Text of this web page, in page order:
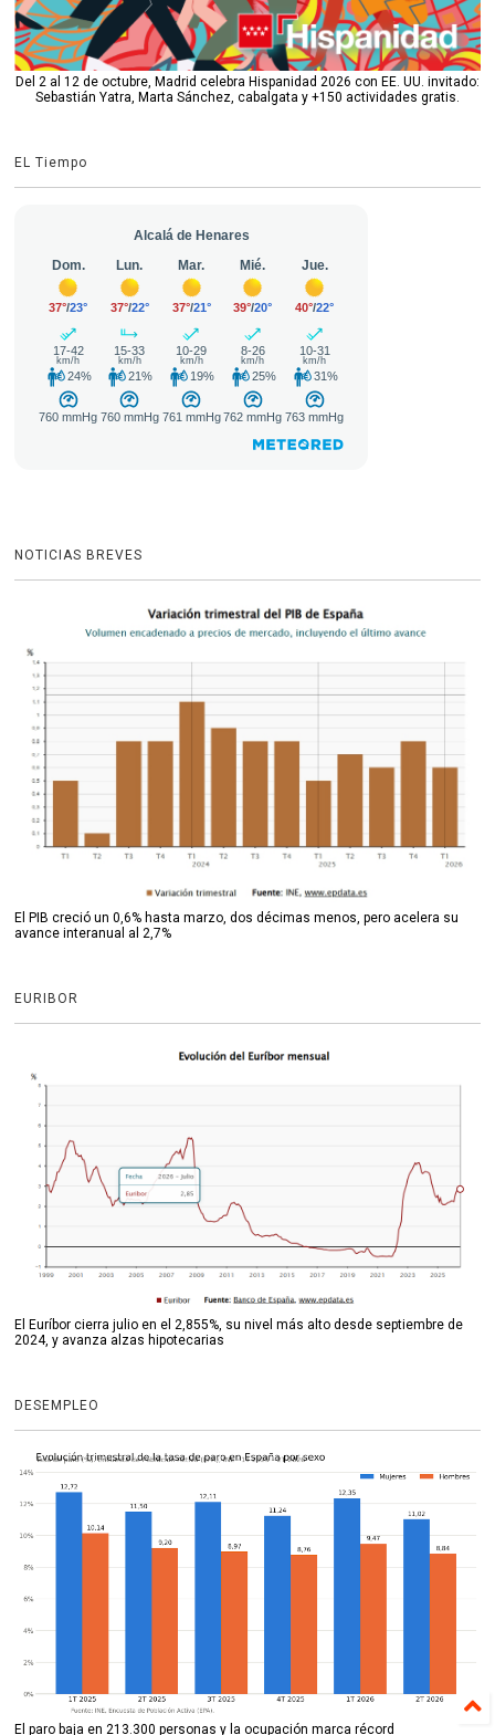
Del 2 al 12 de octubre, Madrid celebra Hispanidad 2026 con EE. UU. invitado:
Sebastián Yatra, Marta Sánchez, cabalgata y +150 actividades gratis.
EL Tiempo
NOTICIAS BREVES
El PIB creció un 0,6% hasta marzo, dos décimas menos, pero acelera su
avance interanual al 2,7%
EURIBOR
El Euríbor cierra julio en el 2,855%, su nivel más alto desde septiembre de
2024, y avanza alzas hipotecarias
DESEMPLEO
El paro baja en 213.300 personas y la ocupación marca récord